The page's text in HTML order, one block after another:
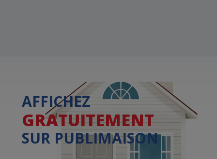
AFFICHEZ
GRATUITEMENT
SUR PUBLIMAISON